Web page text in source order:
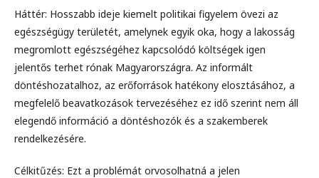
Háttér: Hosszabb ideje kiemelt politikai figyelem övezi az
egészségügy területét, amelynek egyik oka, hogy a lakosság
megromlott egészségéhez kapcsolódó költségek igen
jelentős terhet rónak Magyarországra. Az informált
döntéshozatalhoz, az erőforrások hatékony elosztásához, a
megfelelő beavatkozások tervezéséhez ez idő szerint nem áll
elegendő információ a döntéshozók és a szakemberek
rendelkezésére.
Célkitűzés: Ezt a problémát orvosolhatná a jelen